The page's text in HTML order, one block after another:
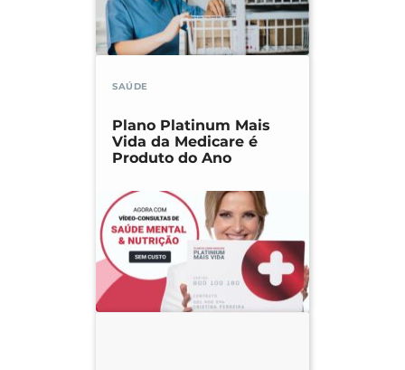
SAÚDE
Plano Platinum Mais
Vida da Medicare é
Produto do Ano